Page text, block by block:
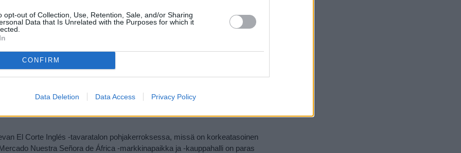
opt-out of Collection, Use, Retention, Sale, and/or Sharing
Data that Is Unrelated with the Purposes for which it
CONFIRM
Data Deletion Data Access Privacy Policy
El Corte Inglés -tavaratalon pohjakerroksessa, missä on korkeatasoinen
Nuestra Señora de África -markkinapaikka ja -kauppahalli on paras